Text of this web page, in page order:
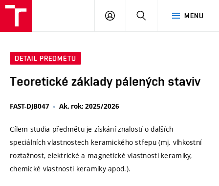
MENU
PŘIHLÁSIT
DETAIL PŘEDMĚTU
Teoretické základy pálených staviv
FAST-DJB047 Ak. rok: 2025/2026
Cílem studia předmětu je získání znalostí o dalších
speciálních vlastnostech keramického střepu (mj. vlhkostní
roztažnost, elektrické a magnetické vlastnosti keramiky,
chemické vlastnosti keramiky apod.).